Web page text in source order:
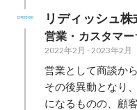
リディッシュ
営業・カスタマー
2022年2月 - 2023年2月
営業として商談か
その後異動となり
になるものの、顧